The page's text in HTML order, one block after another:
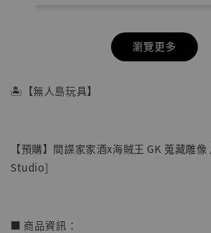
瀏覽更多
🏝【無人島玩具】
【預購】間諜家家酒x海賊王 GK 蒐藏雕
Studio]
■ 商品資訊：